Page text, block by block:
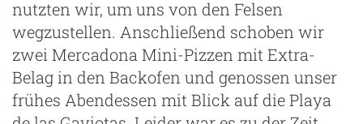
nutzten wir, um uns von den Felsen
wegzustellen. Anschließend schoben wir
zwei Mercadona Mini-Pizzen mit Extra-
Belag in den Backofen und genossen unser
frühes Abendessen mit Blick auf die Playa